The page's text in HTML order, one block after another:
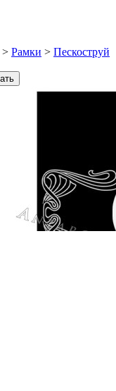
> Рамки > Пескоструй